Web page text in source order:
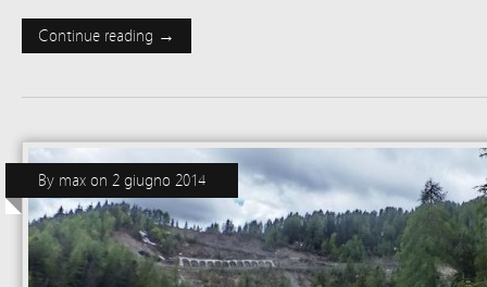
Continue reading →
By max on 2 giugno 2014